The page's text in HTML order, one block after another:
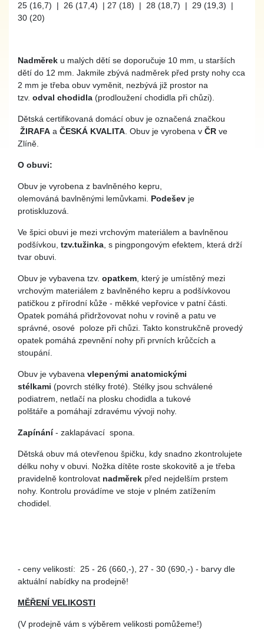
25 (16,7) | 26 (17,4) | 27 (18) | 28 (18,7) | 29 (19,3) |
30 (20)
Nadměrek u malých dětí se doporučuje 10 mm, u starších
dětí do 12 mm. Jakmile zbývá nadměrek před prsty nohy cca
2 mm je třeba obuv vyměnit, nezbývá již prostor na
tzv. odval chodidla (prodloužení chodidla při chůzi).
Dětská certifikovaná domácí obuv je označená značkou
ŽIRAFA a ČESKÁ KVALITA . Obuv je vyrobena v ČR ve
Zlíně.
O obuvi:
Obuv je vyrobena z bavlněného kepru,
olemováná bavlněnými lemůvkami. Podešev je
protiskluzová.
Ve špici obuvi je mezi vrchovým materiálem a bavlněnou
podšívkou, tzv.tužinka , s pingpongovým efektem, která drží
tvar obuvi.
Obuv je vybavena tzv. opatkem , který je umístěný mezi
vrchovým materiálem z bavlněného kepru a podšívkovou
patičkou z přírodní kůže - měkké vepřovice v patní části.
Opatek pomáhá přidržovovat nohu v rovině a patu ve
správné, osové poloze při chůzi. Takto konstrukčně provedý
opatek pomáhá zpevnění nohy při prvních krůčcích a
stoupání.
Obuv je vybavena vlepenými anatomickými
stélkami (povrch stélky froté). Stélky jsou schválené
podiatrem, netlačí na plosku chodidla a tukové
polštáře a pomáhají zdravému vývoji nohy.
Zapínání- zaklapávací spona.
Dětská obuv má otevřenou špičku, kdy snadno zkontrolujete
délku nohy v obuvi. Nožka dítěte roste skokovitě a je třeba
pravidelně kontrolovat nadměrek před nejdelším prstem
nohy. Kontrolu provádíme ve stoje v plném zatížením
chodidel.
- ceny velikostí: 25 - 26 (660,-), 27 - 30 (690,-) - barvy dle
aktuální nabídky na prodejně!
MĚŘENÍ VELIKOSTI
(V prodejně vám s výběrem velikosti pomůžeme!)